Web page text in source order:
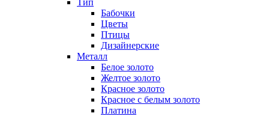
Тип
Бабочки
Цветы
Птицы
Дизайнерские
Металл
Белое золото
Желтое золото
Красное золото
Красное с белым золото
Платина